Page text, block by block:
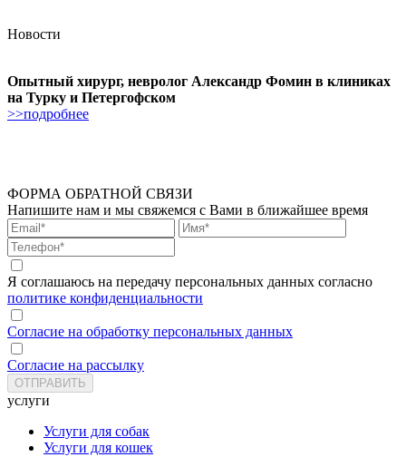
Новости
Опытный хирург, невролог Александр Фомин в клиниках
на Турку и Петергофском
>>подробнее
ФОРМА ОБРАТНОЙ СВЯЗИ
Напишите нам и мы свяжемся с Вами в ближайшее время
Я соглашаюсь на передачу персональных данных согласно
политике конфиденциальности
Согласие на обработку персональных данных
Согласие на рассылку
услуги
Услуги для собак
Услуги для кошек